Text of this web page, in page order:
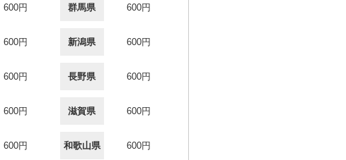
600円 群馬県 600円
600円 新潟県 600円
600円 長野県 600円
600円 滋賀県 600円
600円 和歌山県 600円